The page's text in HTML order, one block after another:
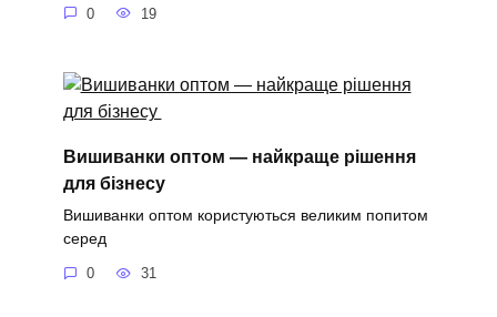
0 19
Вишиванки оптом — найкраще рішення
для бізнесу
Вишиванки оптом користуються великим попитом
серед
0 31